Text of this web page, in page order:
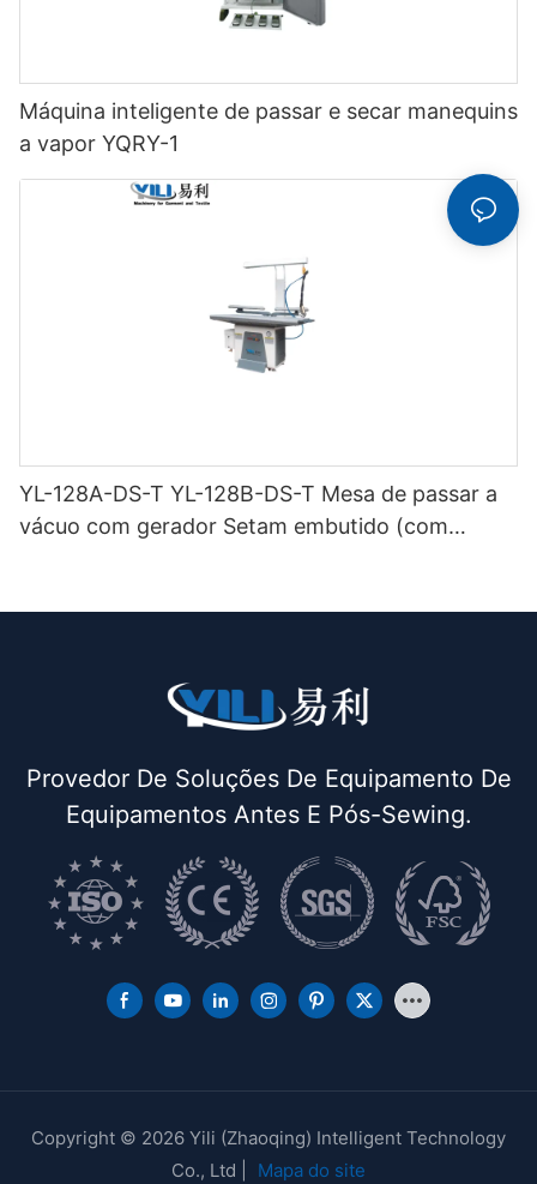
Máquina inteligente de passar e secar manequins
a vapor YQRY-1
YL-128A-DS-T YL-128B-DS-T Mesa de passar a
vácuo com gerador Setam embutido (com
Provedor De Soluções De Equipamento De
Equipamentos Antes E Pós-Sewing.
Copyright © 2026 Yili (Zhaoqing) Intelligent Technology
Co., Ltd |
Mapa do site